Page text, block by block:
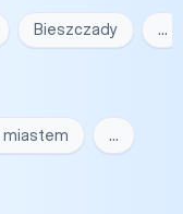
Bieszczady …
miastem …